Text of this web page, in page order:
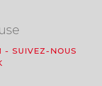
- SUIVEZ-NOUS